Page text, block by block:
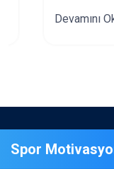
Devamını Oku
Spor